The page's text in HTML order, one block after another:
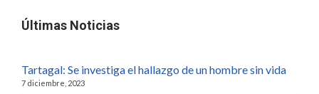
Últimas Noticias
Tartagal: Se investiga el hallazgo de un hombre sin vida
7 diciembre, 2023